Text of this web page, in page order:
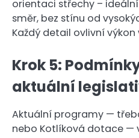
orientaci střechy –
směr, bez stínu od
Každý detail ovlivní
Krok 5:
aktuální
Aktuální programy —
nebo Kotlíková dotace —